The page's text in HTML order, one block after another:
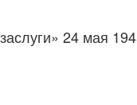
24 мая